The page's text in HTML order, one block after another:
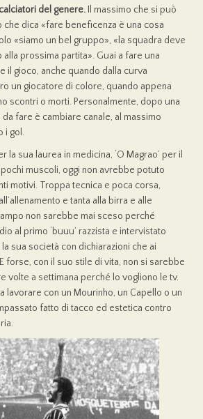
del genere. Il massimo che si può
dica «fare beneficenza è una cosa
«siamo un bel gruppo», «la squadra deve
prossima partita». Guai a fare una
il gioco, anche quando dalla curva
un giocatore di colore, quando appena
scontri o morti. Personalmente, dopo una
fare è cambiare canale, al massimo
i gol.
la sua laurea in medicina, ‘O Magrao’ per il
muscoli, oggi non avrebbe potuto
motivi. Troppa tecnica e poca corsa,
e tanta alla birra e alle
non sarebbe mai sceso perché
al primo ‘buuu’ razzista e intervistato
sua società con dichiarazioni che ai
forse, con il suo stile di vita, non si sarebbe
volte a settimana perché lo vogliono le tv.
lavorare con un Mourinho, un Capello o un
fatto di tacco ed estetica contro